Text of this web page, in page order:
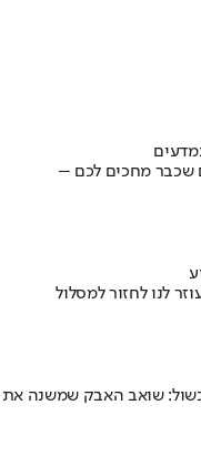
שכבר מחכים לכם –
לנו לחזור למסלול
שואב האבק שמשנה את